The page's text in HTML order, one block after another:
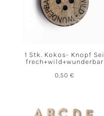
1 Stk. Kokos- Knopf Sei
frech+wild+wunderbar
0,50 €